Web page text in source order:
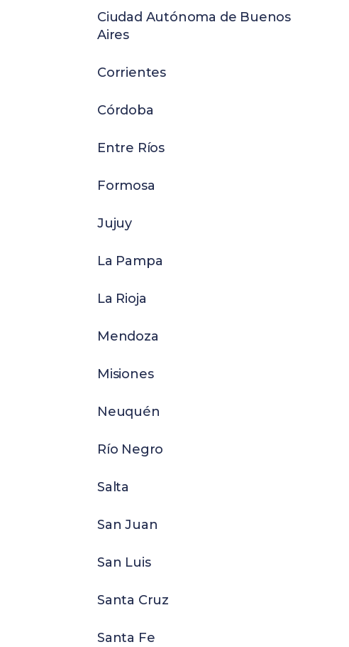
Ciudad Autónoma de Buenos
Aires
Corrientes
Córdoba
Entre Ríos
Formosa
Jujuy
La Pampa
La Rioja
Mendoza
Misiones
Neuquén
Río Negro
Salta
San Juan
San Luis
Santa Cruz
Santa Fe